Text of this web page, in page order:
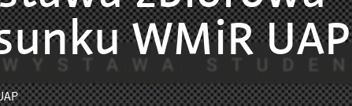
WMiR UAP